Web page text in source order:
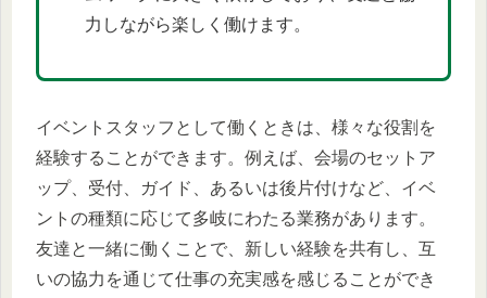
力しながら楽しく働けます。
イベントスタッフとして働くときは、様々な役割を
経験することができます。例えば、会場のセットア
ップ、受付、ガイド、あるいは後片付けなど、イベ
ントの種類に応じて多岐にわたる業務があります。
友達と一緒に働くことで、新しい経験を共有し、互
いの協力を通じて仕事の充実感を感じることができ